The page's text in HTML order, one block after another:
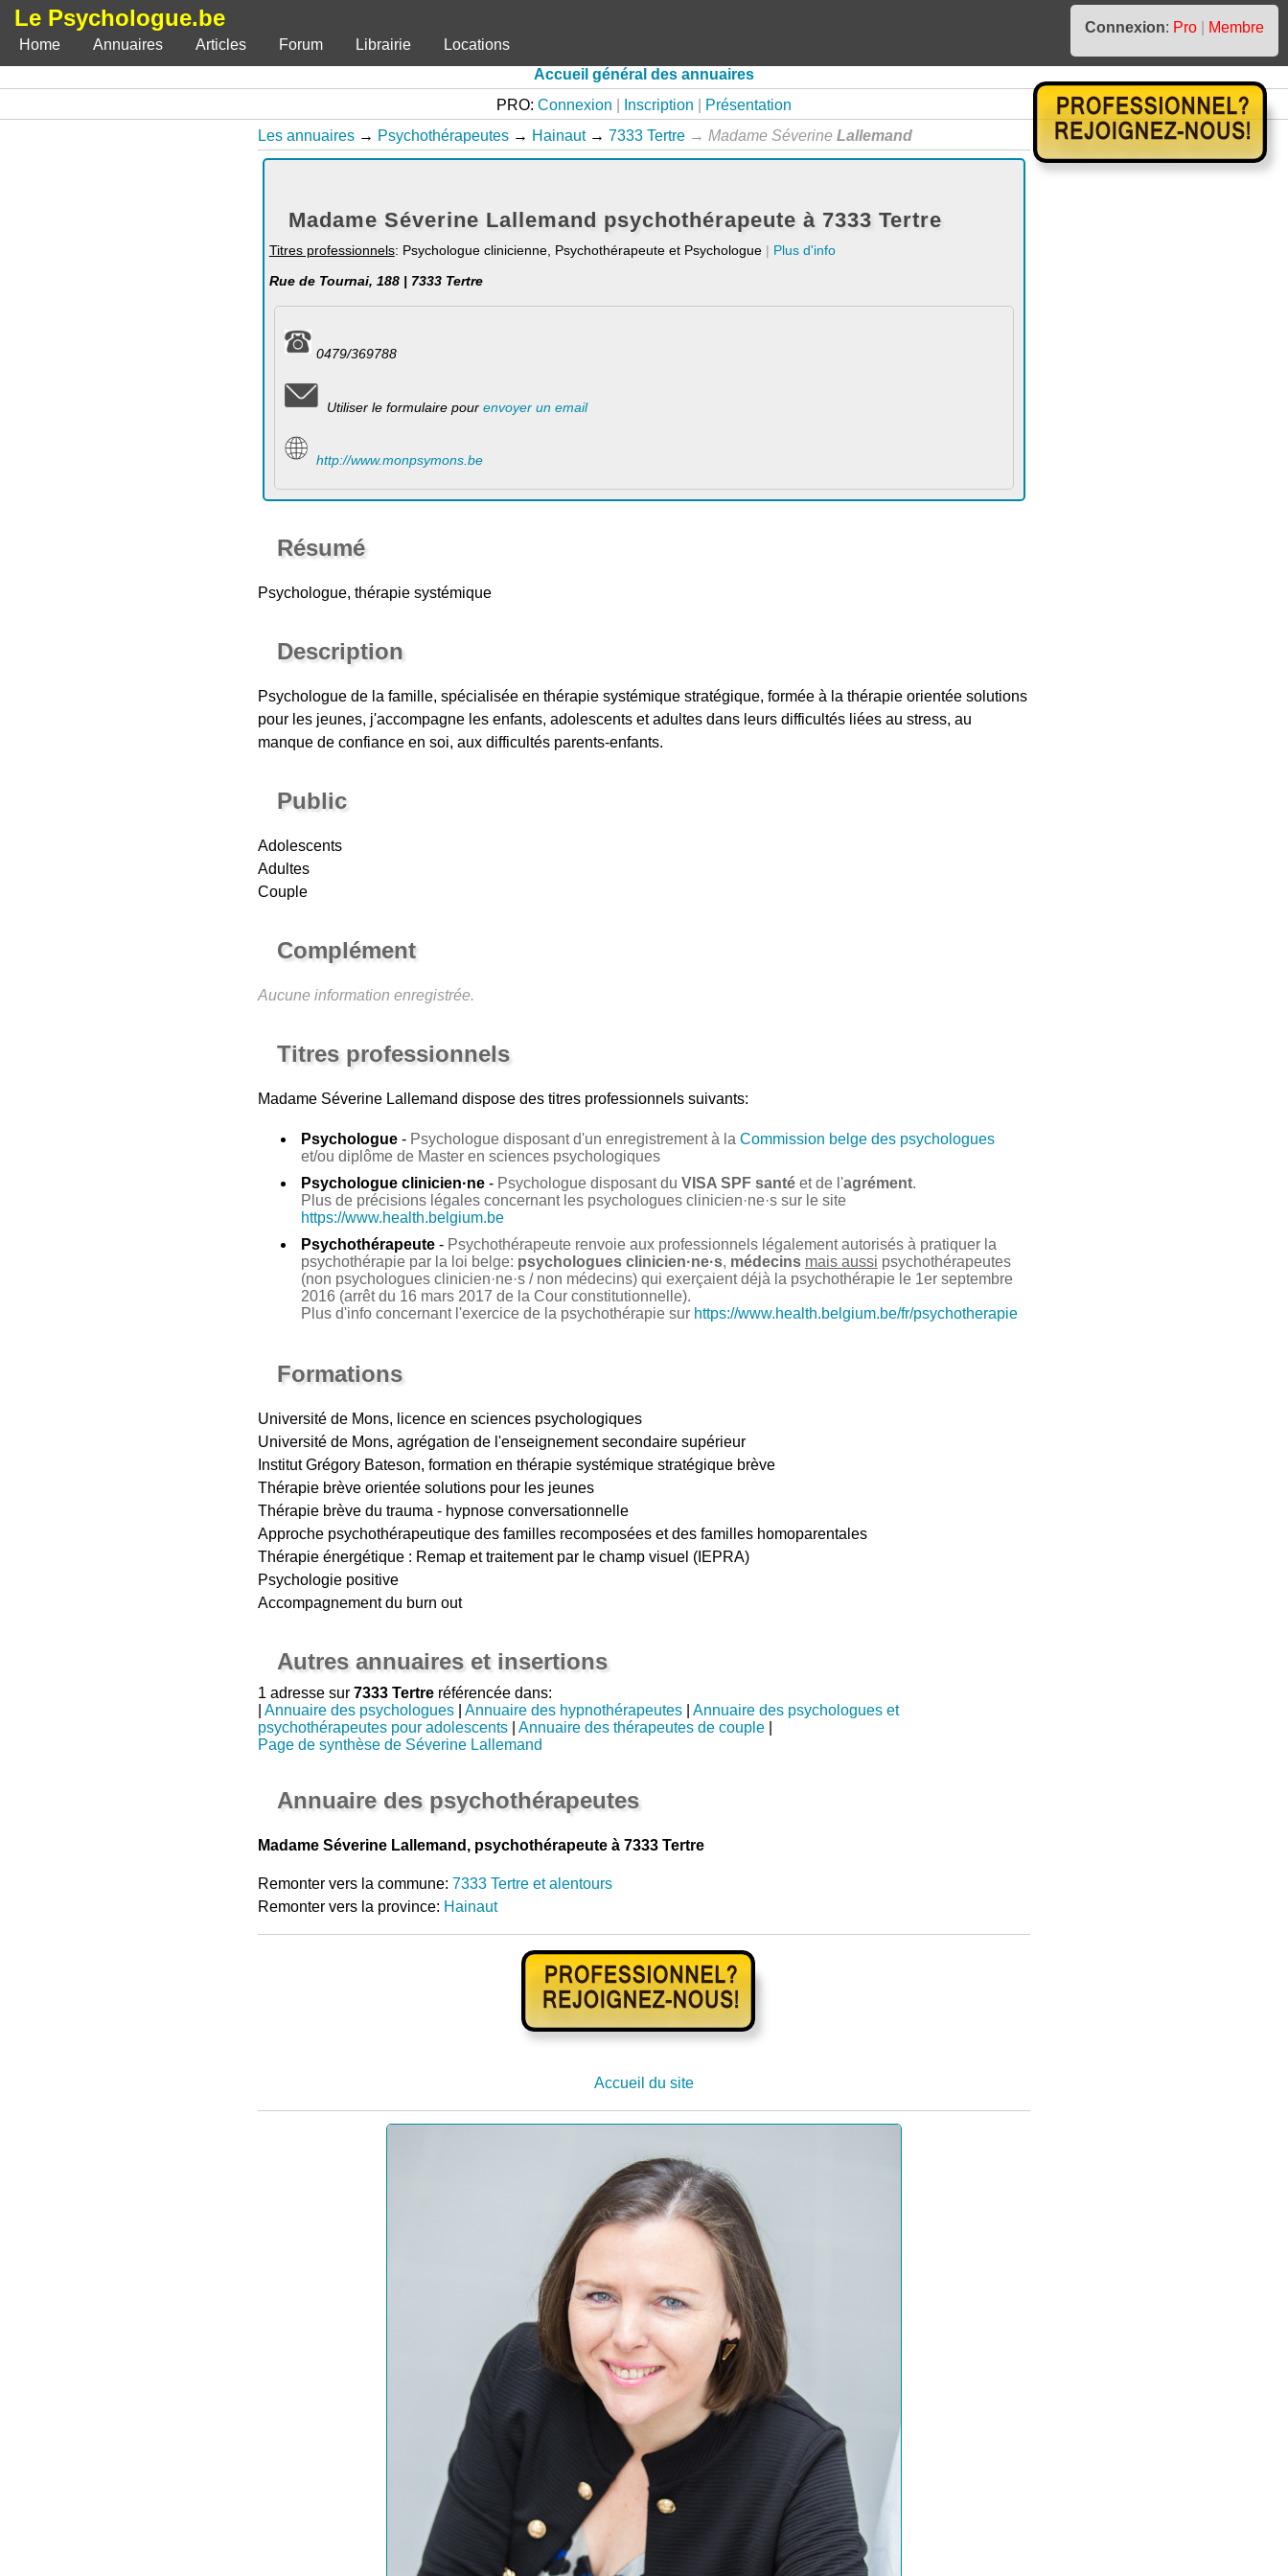
Le Psychologue.be Connexion: Pro
Membre
Home
Annuaires Articles Forum Librairie
Locations
Accueil général des annuaires
PRO: Connexion Inscription
Présentation
Les annuaires → Psychothérapeutes → Hainaut → 7333 Tertre → Madame Séverine Lallemand
Madame Séverine Lallemand psychothérapeute à 7333 Tertre
Titres professionnels: Psychologue clinicienne, Psychothérapeute et Psychologue | Plus d'info
Rue de Tournai, 188 | 7333 Tertre
0479/369788
Utiliser le formulaire pourenvoyer un email
http://www.monpsymons.be
Résumé
Psychologue, thérapie systémique
Description
Psychologue de la famille, spécialisée en thérapie systémique stratégique, formée à la thérapie orientée solutions
pour les jeunes, j'accompagne les enfants, adolescents et adultes dans leurs difficultés liées au stress, au
manque de confiance en soi, aux difficultés parents-enfants.
Public
Adolescents
Adultes
Couple
Complément
Aucune information enregistrée.
Titres professionnels
Madame Séverine Lallemand dispose des titres professionnels suivants:
Psychologue- Psychologue disposant d'un enregistrement à la Commission belge des psychologues
et/ou diplôme de Master en sciences psychologiques
Psychologue clinicien·ne- Psychologue disposant du VISA SPF santéet de l'agrément.
Plus de précisions légales concernant les psychologues clinicien·ne·s sur le site
https://www.health.belgium.be
Psychothérapeute- Psychothérapeute renvoie aux professionnels légalement autorisés à pratiquer la
psychothérapie par la loi belge: psychologues clinicien·ne·s, médecins mais aussi psychothérapeutes
(non psychologues clinicien·ne·s / non médecins) qui exerçaient déjà la psychothérapie le 1er septembre
2016 (arrêt du 16 mars 2017 de la Cour constitutionnelle).
Plus d'info concernant l'exercice de la psychothérapie sur https://www.health.belgium.be/fr/psychotherapie
Formations
Université de Mons, licence en sciences psychologiques
Université de Mons, agrégation de l'enseignement secondaire supérieur
Institut Grégory Bateson, formation en thérapie systémique stratégique brève
Thérapie brève orientée solutions pour les jeunes
Thérapie brève du trauma - hypnose conversationnelle
Approche psychothérapeutique des familles recomposées et des familles homoparentales
Thérapie énergétique : Remap et traitement par le champ visuel (IEPRA)
Psychologie positive
Accompagnement du burn out
Autres annuaires et insertions
1 adresse sur 7333 Tertreréférencée dans:
Annuaire des psychologues| Annuaire des hypnothérapeutes| Annuaire des psychologues et
psychothérapeutes pour adolescents| Annuaire des thérapeutes de couple|
Page de synthèse de Séverine Lallemand
Annuaire des psychothérapeutes
Madame Séverine Lallemand, psychothérapeute à 7333 Tertre
Remonter vers la commune: 7333 Tertre et alentours
Remonter vers la province: Hainaut
Accueil du site